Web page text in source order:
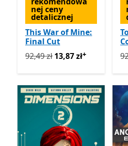
nej ceny
detalicznej
This War of Mine:
Final Cut
Pierwotnie 92,49 zł teraz
92,49 zł 13,87 zł+